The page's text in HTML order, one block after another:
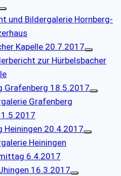
und Bildergalerie Hornberg-
Kapelle 20.7.2017
zur Hürbelsbacher
Grafenberg 18.5.2017
Grafenberg
Heiningen 20.4.2017
Heiningen
6.4.2017
16.3.2017